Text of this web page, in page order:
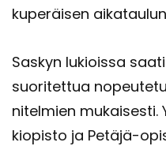
ku­pe­räi­sen
Sas­kyn lu­kiois­sa
suo­ri­tet­tua
ni­tel­mien
kio­pis­to ja Petäjä-​